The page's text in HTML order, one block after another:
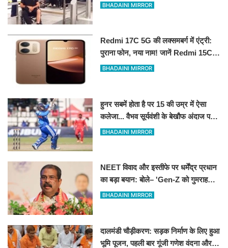
BHADAINI MIRROR
Redmi 17C 5G की लक्समबर्ग में एंट्री:
पुराना फोन, नया नाम! जानें Redmi 15C
5G के रीब्रांडेड मॉडल के फीचर्स
BHADAINI MIRROR
हुनर सबमें होता है पर 15 की उम्र में ऐसा
कलेजा... वैभव सूर्यवंशी के बेखौफ अंदाज पर
फिदा हुए शिखर धवन
BHADAINI MIRROR
NEET विवाद और इस्तीफे पर धर्मेंद्र प्रधान
का बड़ा बयान: बोले– 'Gen-Z को गुमराह
करने की हुई कोशिश'
BHADAINI MIRROR
दालमंडी चौड़ीकरण: सड़क निर्माण के लिए हुआ
भूमि पूजन, पहली बार गूंजी गणेश वंदना और